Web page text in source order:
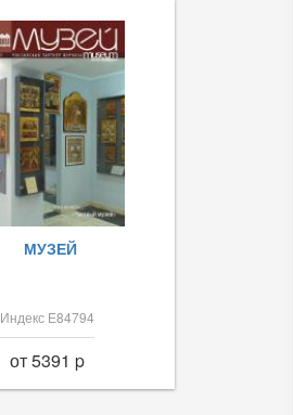
МУЗЕЙ
Индекс Е84794
от 5391 p